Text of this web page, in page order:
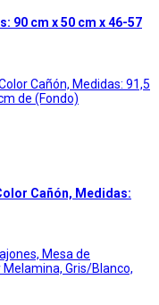
90 cm x 50 cm x 46-57
Cañón, Medidas: